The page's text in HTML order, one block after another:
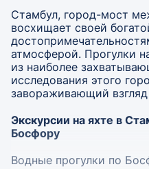
Стамбул, город-мост
восхищает своей
атмосферой. Прогулки
из наиболее
исследования этого
завораживающий
Экскурсии на яхте в
Босфору
Водные прогулки по